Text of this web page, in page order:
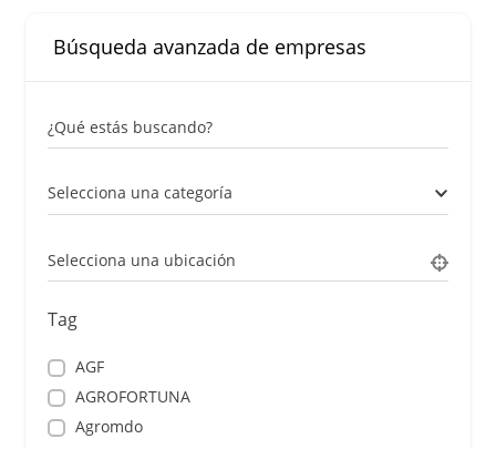
Búsqueda avanzada de empresas
¿Qué estás buscando?
Selecciona una categoría
Selecciona una ubicación
Tag
AGF
AGROFORTUNA
Agromdo